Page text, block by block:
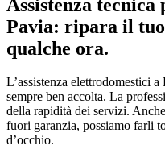
Assistenza
Pavia: ripara il
qualche ora.
L’assistenza elettrodomestici
sempre ben accolta. La
della rapidità dei servizi.
fuori garanzia, possiamo farli
d’occhio.